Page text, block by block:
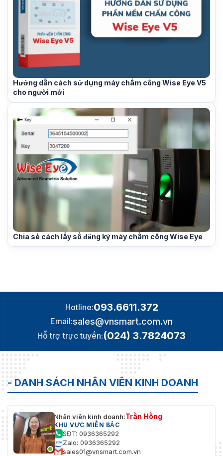
Hướng dẫn cách sử dụng máy chấm công Wise Eye V5
cho người mới
Chia sẻ cách lấy số đăng ký máy chấm công Wise Eye
Hotline:093.6611.372
Email:sales@vnsmart.com.vn
Hỗ trợ trực tuyến:(024) 3.7824073
- DANH SÁCH NHÂN VIÊN KINH DOANH
Nhân viên kinh doanh:Trần Hồng
KHU VỰC MIỀN BẮC
SĐT: 0936365292
Zalo: 0936365292
sales01@vnsmart.com.vn